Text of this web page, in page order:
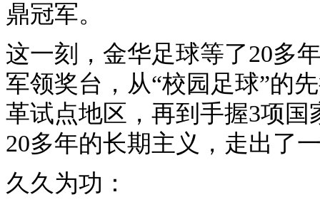
鼎冠军。
这一刻，金华足球等了20多
军领奖台，从“校园足球”的
革试点地区，再到手握3项
20多年的长期主义，走出了
久久为功：